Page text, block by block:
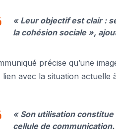
« Leur objectif est clair :
la cohésion sociale »,
précise qu’une
lien avec la situation actuelle
« Son utilisation
cellule de communication.